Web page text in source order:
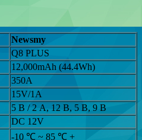
Newsmy
Q8 PLUS
12,000mAh (44.4Wh)
350A
15V/1A
5 В / 2 А, 12 В, 5 В, 9 В
DC 12V
-10 ℃ ~ 85 ℃ +